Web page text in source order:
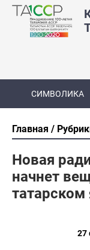
СИМВОЛИКА
Главная
Новая
начнет
27